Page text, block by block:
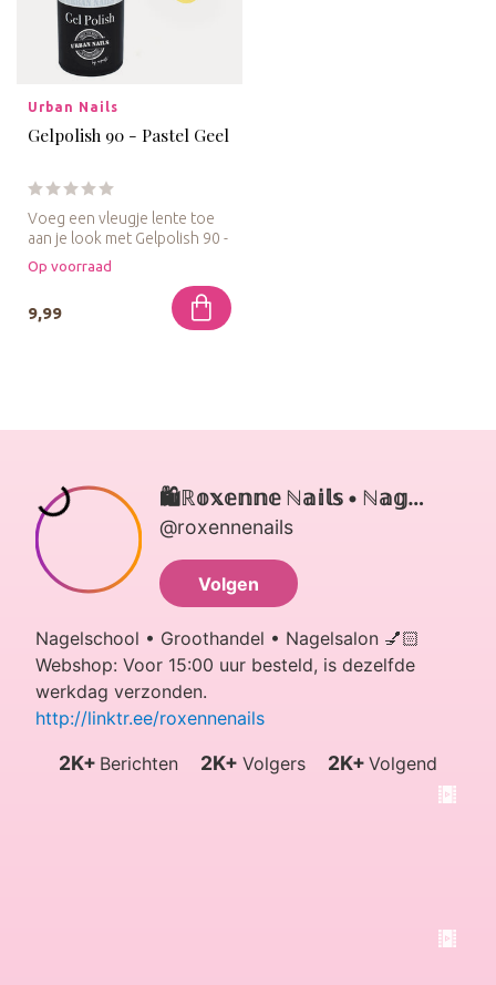
Urban Nails
Gelpolish 90 - Pastel Geel
Voeg een vleugje lente toe
aan je look met Gelpolish 90 -
Pastel Geel, een zacht...
Op voorraad
9,99